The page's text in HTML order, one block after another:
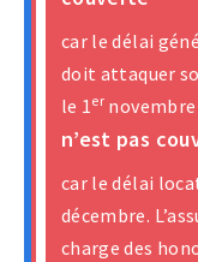
car le délai
doit attaquer
le 1er
n’est pas
car le délai
décembre.
charge des